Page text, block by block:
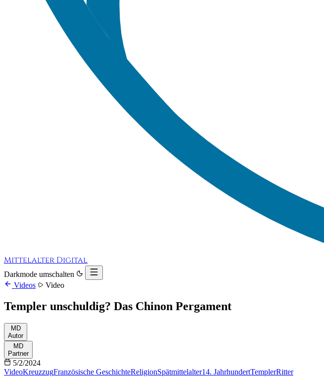
Mittelalter Digital
Darkmode umschalten
Videos
Video
Templer unschuldig? Das Chinon Pergament
MD
Autor
MD
Partner
5/2/2024
VideoKreuzzugFranzösische GeschichteReligionSpätmittelalter14. JahrhundertTemplerRitter